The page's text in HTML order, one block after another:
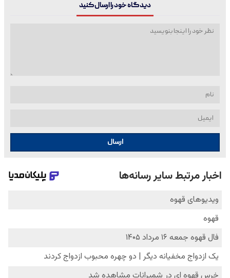
دیدگاه خود را ارسال کنید
ارسال